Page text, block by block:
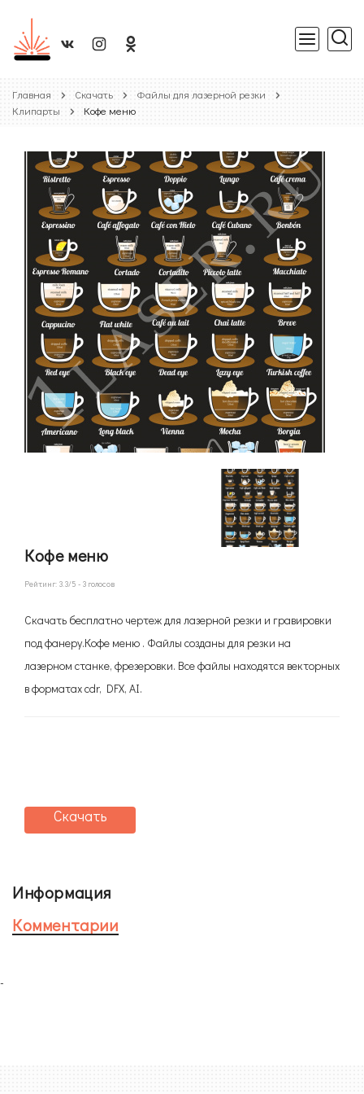
Главная Скачать
Файлы для лазерной резки
Клипарты
Кофе меню
Кофе меню
Рейтинг: 3.3/5 - 3 голосов
Скачать бесплатно чертеж для лазерной резки и гравировки
под фанеру.Кофе меню . Файлы созданы для резки на
лазерном станке, фрезеровки. Все файлы находятся векторных
в форматах cdr, DFX, AI.
Скачать
Информация
Комментарии
-